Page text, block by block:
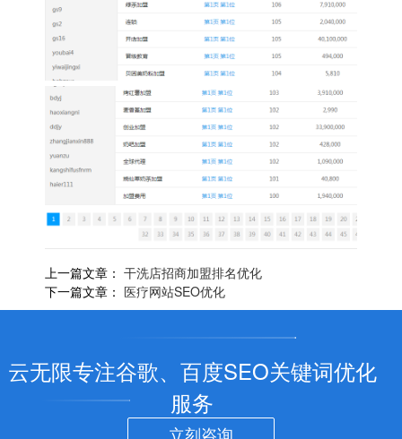
上一篇文章： 干洗店招商加盟排名优化
下一篇文章： 医疗网站SEO优化
云无限专注谷歌、百度SEO关键词优化
服务
立刻咨询